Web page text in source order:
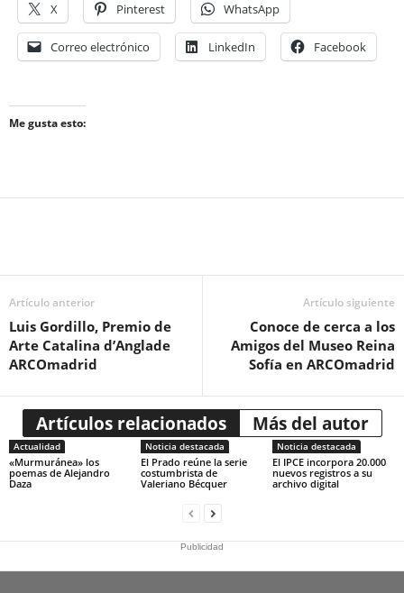
X Pinterest WhatsApp
Correo electrónico LinkedIn Facebook
Me gusta esto:
Artículo anterior
Luis Gordillo, Premio de
Arte Catalina d’Anglade
ARCOmadrid
Artículo siguiente
Conoce de cerca a los
Amigos del Museo Reina
Sofía en ARCOmadrid
Artículos relacionados Más del autor
Actualidad
«Murmuránea» los
poemas de Alejandro
Daza
Noticia destacada
El Prado reúne la serie
costumbrista de
Valeriano Bécquer
Noticia destacada
El IPCE incorpora 20.000
nuevos registros a su
archivo digital
Publicidad